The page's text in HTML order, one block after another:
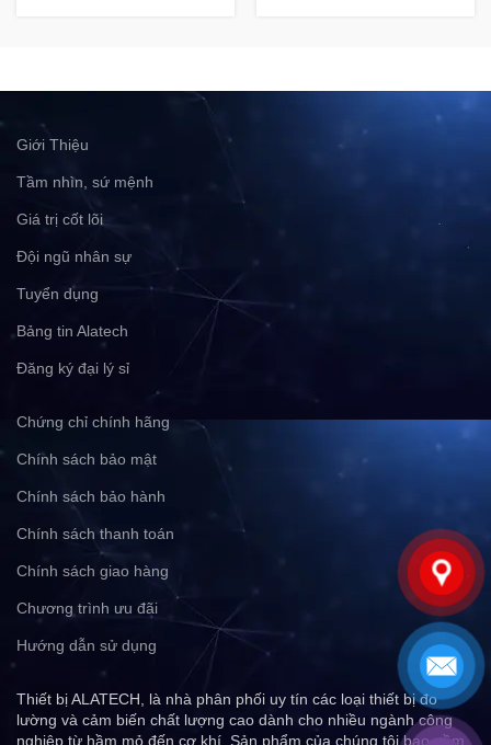
Giới Thiệu
Tầm nhìn, sứ mệnh
Giá trị cốt lõi
Đội ngũ nhân sự
Tuyển dụng
Bảng tin Alatech
Đăng ký đại lý sỉ
Chứng chỉ chính hãng
Chính sách bảo mật
Chính sách bảo hành
Chính sách thanh toán
Chính sách giao hàng
Chương trình ưu đãi
Hướng dẫn sử dụng
Thiết bị ALATECH, là nhà phân phối uy tín các loại thiết bị đo
lường và cảm biến chất lượng cao dành cho nhiều ngành công
nghiệp từ hầm mỏ đến cơ khí. Sản phẩm của chúng tôi bao gồm